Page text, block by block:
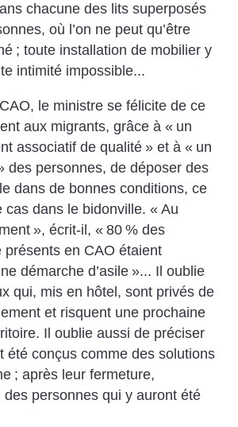
chacune des lits superposés
où l’on ne peut qu’être
; toute installation de mobilier y
intimité impossible...
le ministre se félicite de ce
aux migrants, grâce à « un
associatif de qualité » et à « un
des personnes, de déposer des
dans de bonnes conditions, ce
cas dans le bidonville. « Au
», écrit-il, « 80 % des
présents en CAO étaient
démarche d’asile »... Il oublie
qui, mis en hôtel, sont privés de
et risquent une prochaine
Il oublie aussi de préciser
été conçus comme des solutions
; après leur fermeture,
des personnes qui y auront été